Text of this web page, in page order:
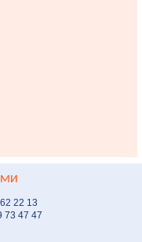
22 13
73 47 47